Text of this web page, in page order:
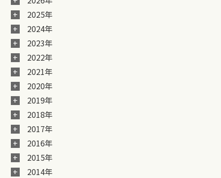
2025年
2024年
2023年
2022年
2021年
2020年
2019年
2018年
2017年
2016年
2015年
2014年